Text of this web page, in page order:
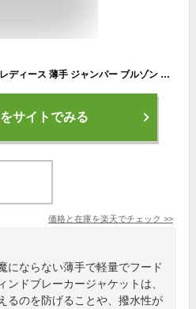
[Nesseo] ウィンドブレーカー レディース 薄手 ジャンパー ブルゾン ランニングウェア 春秋冬服 撥水 防風 フード無し ジャケット 作業服 軽量 登山服 アウター 無地
サイトでみる
価格と在庫を楽天でチェック >>
にならない薄手で軽量でフード
ンドブレーカージャケットは、
るのを防げることや、撥水性が